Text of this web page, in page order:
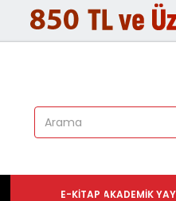
AKADEMIK
E-KITAP